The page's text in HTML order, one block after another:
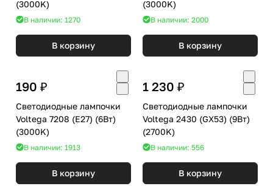
(3000K)
В наличии: 1270
В корзину
(3000K)
В наличии: 2000
В корзину
190 ₽
Светодиодные лампочки
Voltega 7208 (E27) (6Вт)
(3000K)
В наличии: 1913
В корзину
1 230 ₽
Светодиодные лампочки
Voltega 2430 (GX53) (9Вт)
(2700K)
В наличии: 556
В корзину